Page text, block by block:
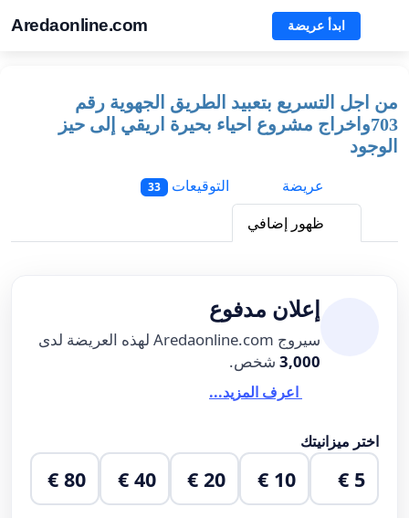
Aredaonline.com ابدأ عريضة
من اجل التسريع بتعبيد الطريق الجهوية رقم
703واخراج مشروع احياء بحيرة اريقي إلى حيز
الوجود
عريضة
التوقيعات 33
ظهور إضافي
إعلان مدفوع
سيروج Aredaonline.com لهذه العريضة لدى
3,000 شخص.
اعرف المزيد...
اختر ميزانيتك
5 €
10 €
20 €
40 €
80 €